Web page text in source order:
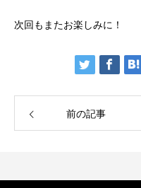
次回もまたお楽しみに！
前の記事